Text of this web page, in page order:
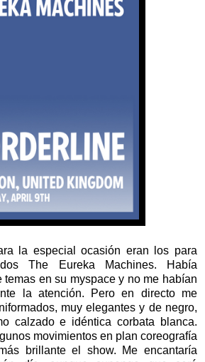
la especial ocasión eran los para
The Eureka Machines. Había
temas en su myspace y no me habían
la atención. Pero en directo me
muy elegantes y de negro,
calzado e idéntica corbata blanca.
movimientos en plan coreografía
brillante el show. Me encantaría